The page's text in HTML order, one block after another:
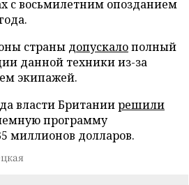
с восьмилетним опозданием
страны допускалополный
данной техники из-за
экипажей.
власти Британиирешили
программу
миллионов долларов.